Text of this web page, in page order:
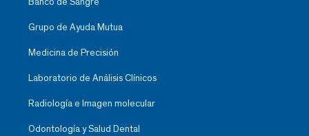
Grupo de Ayuda Mutua
Medicina de Precisión
Laboratorio de Análisis Clínicos
Radiología e Imagen molecular
Odontología y Salud Dental